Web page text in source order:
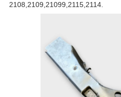
2108,2109,21099,2115,2114.